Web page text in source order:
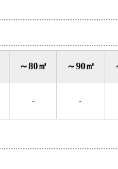
～80㎡ ～90㎡
- -